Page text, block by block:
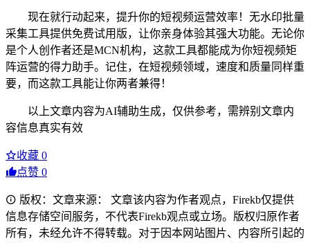
现在就行动起来，提升你的短视频运营效率！无水印批量
采集工具提供免费试用版，让你亲身体验其强大功能。无论你
是个人创作者还是MCN机构，这款工具都能成为你短视频矩
阵运营的得力助手。记住，在短视频领域，速度和质量同样重
要，而这款工具能让你两者兼得！
以上文章内容为AI辅助生成，仅供参考，需辨别文章内
容信息真实有效
收藏 0
点赞 0
版权：文章来源： 文章该内容为作者观点，Firekb仅提供
信息存储空间服务，不代表Firekb观点或立场。版权归原作者
所有，未经允许不得转载。对于因本网站图片、内容所引起的